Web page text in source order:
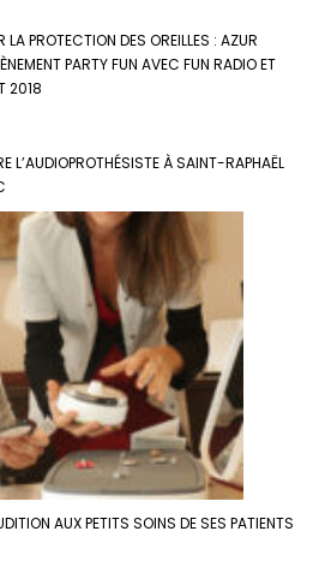
PROTECTION DES OREILLES : AZUR
PARTY FUN AVEC FUN RADIO ET
2018
L’AUDIOPROTHÉSISTE À SAINT-RAPHAËL
AUX PETITS SOINS DE SES PATIENTS